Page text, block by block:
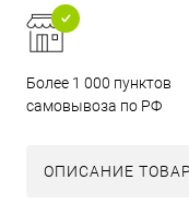
Более 1 000 пунктов
самовывоза по РФ
ОПИСАНИЕ